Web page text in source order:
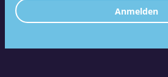
Anmelden